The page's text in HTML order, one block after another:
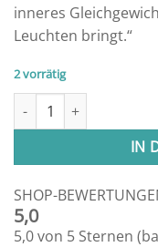
inneres
Leuchten bringt.“
2 vorrätig
Armband "Stein der
IN
SHOP-
5,0
5,0 von 5 Sternen